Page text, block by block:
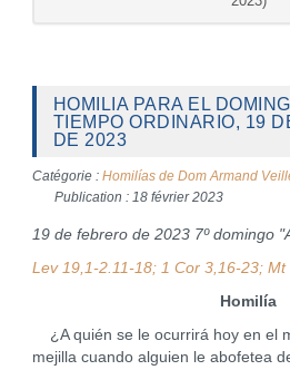
HOMILIA PARA EL
TIEMPO ORDINARIO, 19
DE 2023
Catégorie : Homilías de Dom Armand
Publication : 18 février 2023
19 de febrero de 2023 7º domingo
Lev 19,1-2.11-18; 1 Cor 3,16-23; Mt
Homilía
¿A quién se le ocurrirá hoy en el
mejilla cuando alguien le abofetea